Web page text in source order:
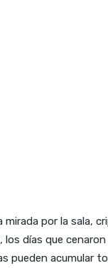
por la sala,
días que
pueden acumular